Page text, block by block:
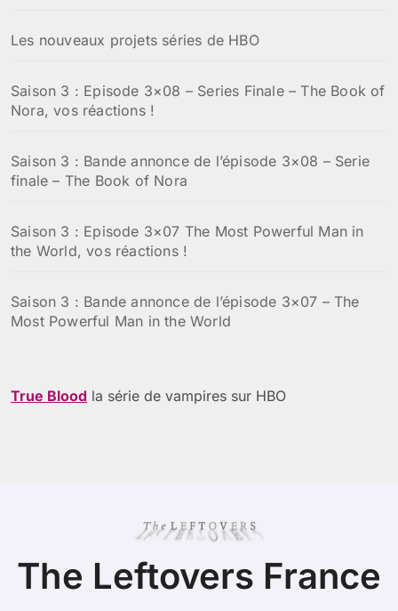
Les nouveaux projets séries de HBO
Saison 3 : Episode 3×08 – Series Finale – The Book of
Nora, vos réactions !
Saison 3 : Bande annonce de l’épisode 3×08 – Serie
finale – The Book of Nora
Saison 3 : Episode 3×07 The Most Powerful Man in
the World, vos réactions !
Saison 3 : Bande annonce de l’épisode 3×07 – The
Most Powerful Man in the World
True Blood la série de vampires sur HBO
The Leftovers France